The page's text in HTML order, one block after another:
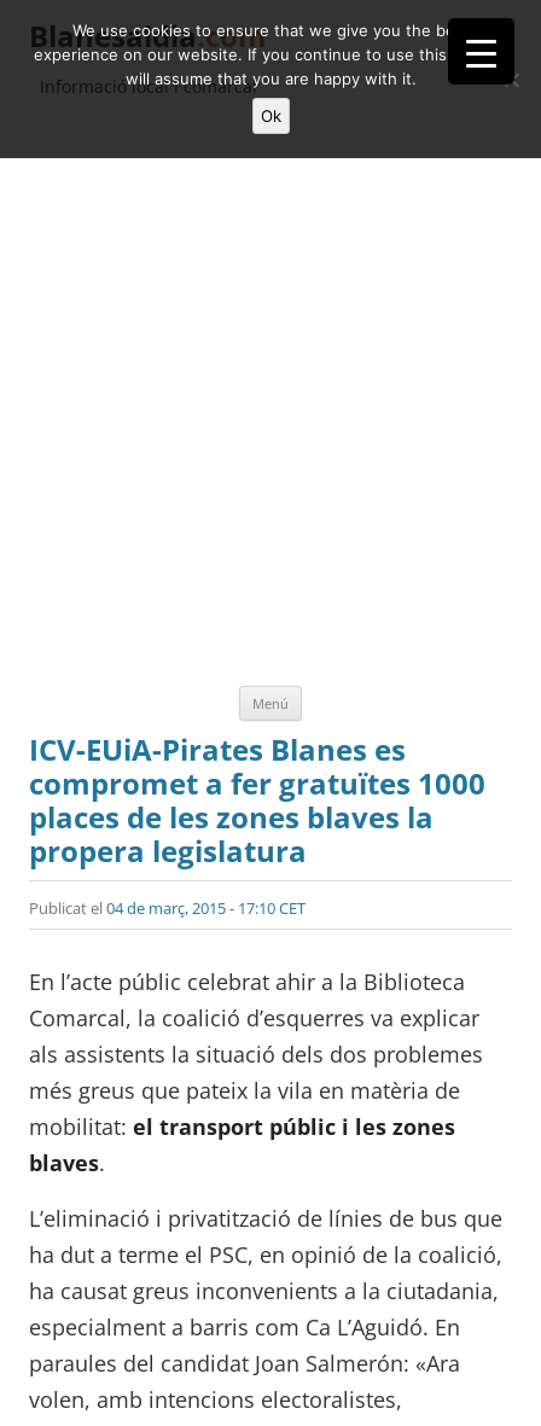
Blanesaldia.com
Informació local i comarcal
Menú
ICV-EUiA-Pirates Blanes es
compromet a fer gratuïtes 1000
places de les zones blaves la
propera legislatura
Publicat el04 de març, 2015 - 17:10 CET
En l’acte públic celebrat ahir a la Biblioteca
Comarcal, la coalició d’esquerres va explicar
als assistents la situació dels dos problemes
més greus que pateix la vila en matèria de
mobilitat: el transport públic i les zones
blaves.
L’eliminació i privatització de línies de bus que
ha dut a terme el PSC, en opinió de la coalició,
ha causat greus inconvenients a la ciutadania,
especialment a barris com Ca L’Aguidó. En
paraules del candidat Joan Salmerón: «Ara
volen, amb intencions electoralistes,
We use cookies to ensure that we give you the best
experience on our website. If you continue to use this site we
will assume that you are happy with it.
Ok